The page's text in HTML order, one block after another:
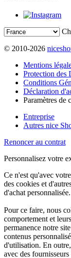
© 2010-2026
Mentions
Protection des
Conditions
Déclaration
Paramètres de
Entreprise
Autres nice
Renoncer au contrat
Personnalisez votre
Ce n'est qu'avec
des cookies et
d'achat personnalisée.
Pour ce faire, nous
comportement et
permanence notre
contenus
d'utilisation. En
avec des